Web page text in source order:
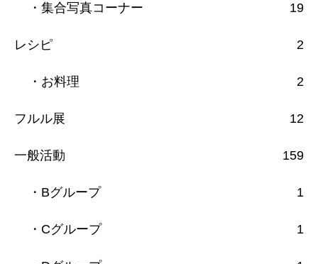
・集合写真コーナー 19
レシピ 2
・お料理 2
フルル展 12
一般活動 159
・Bグループ 1
・Cグループ 1